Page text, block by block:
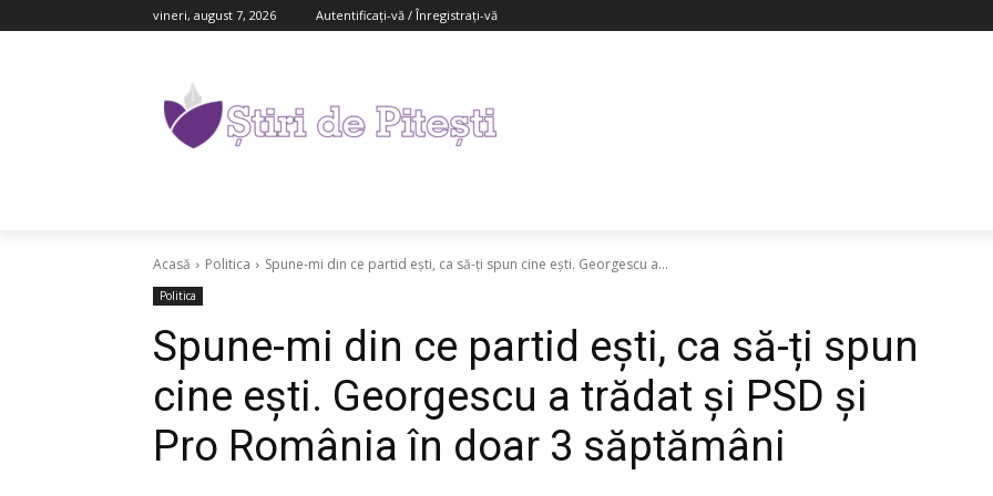
vineri, august 7, 2026 Autentificați-vă / Înregistrați-vă
Acasă Politica Spune-mi din ce partid ești, ca să-ți spun cine ești. Georgescu a...
Politica
Spune-mi din ce partid ești, ca să-ți spun
cine ești. Georgescu a trădat și PSD și
Pro România în doar 3 săptămâni